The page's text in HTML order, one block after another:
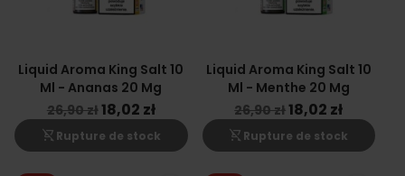
Liquid Aroma King Salt 10
Ml - Ananas 20 Mg
26,90 zł18,02 zł
shopping_cart_off Rupture de stock
Liquid Aroma King Salt 10
Ml - Menthe 20 Mg
26,90 zł18,02 zł
shopping_cart_off Rupture de stock